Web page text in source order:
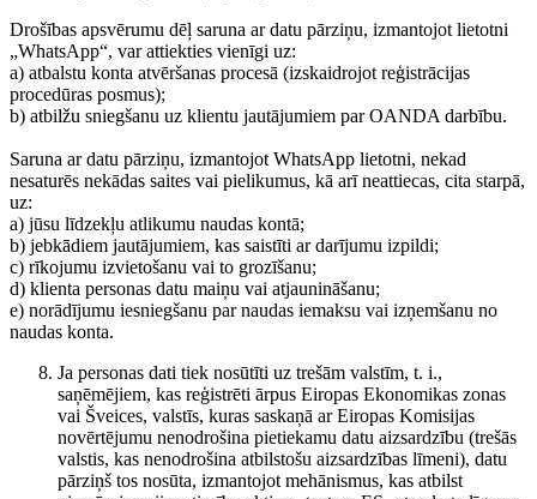
Drošības apsvērumu dēļ saruna ar datu pārziņu, izmantojot lietotni
„WhatsApp“, var attiekties vienīgi uz:
a) atbalstu konta atvēršanas procesā (izskaidrojot reģistrācijas
procedūras posmus);
b) atbilžu sniegšanu uz klientu jautājumiem par OANDA darbību.
Saruna ar datu pārziņu, izmantojot WhatsApp lietotni, nekad
nesaturēs nekādas saites vai pielikumus, kā arī neattiecas, cita starpā,
uz:
a) jūsu līdzekļu atlikumu naudas kontā;
b) jebkādiem jautājumiem, kas saistīti ar darījumu izpildi;
c) rīkojumu izvietošanu vai to grozīšanu;
d) klienta personas datu maiņu vai atjaunināšanu;
e) norādījumu iesniegšanu par naudas iemaksu vai izņemšanu no
naudas konta.
Ja personas dati tiek nosūtīti uz trešām valstīm, t. i.,
saņēmējiem, kas reģistrēti ārpus Eiropas Ekonomikas zonas
vai Šveices, valstīs, kuras saskaņā ar Eiropas Komisijas
novērtējumu nenodrošina pietiekamu datu aizsardzību (trešās
valstis, kas nenodrošina atbilstošu aizsardzības līmeni), datu
pārziņš tos nosūta, izmantojot mehānismus, kas atbilst